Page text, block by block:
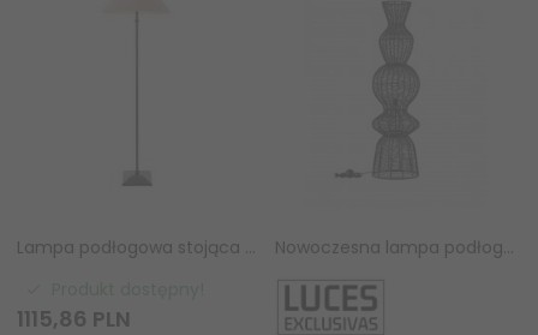
Lampa podłogowa stojąca czarna abażurowa lniana minimalistyczna uniwersalna Lille 117830 ENDON
1115,86 PLN
Nowoczesna lampa podłogowa stojąca sznurkowa rustykalna boho industrialna ściemnialna Luces Exclusivas